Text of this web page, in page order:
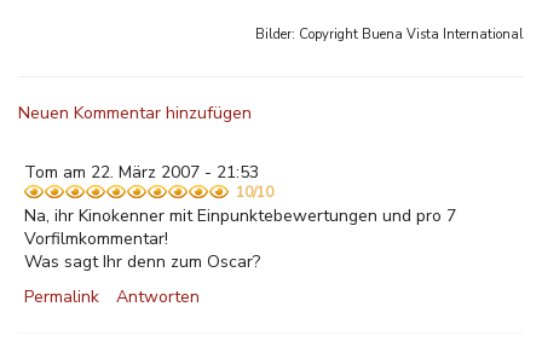
Bilder: Copyright Buena Vista International
Neuen Kommentar hinzufügen
Tom am 22. März 2007 - 21:53
10/10
Na, ihr Kinokenner mit Einpunktebewertungen und pro 7
Vorfilmkommentar!
Was sagt Ihr denn zum Oscar?
Permalink
Antworten